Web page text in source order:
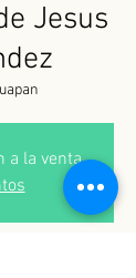
Jesus
a la venta